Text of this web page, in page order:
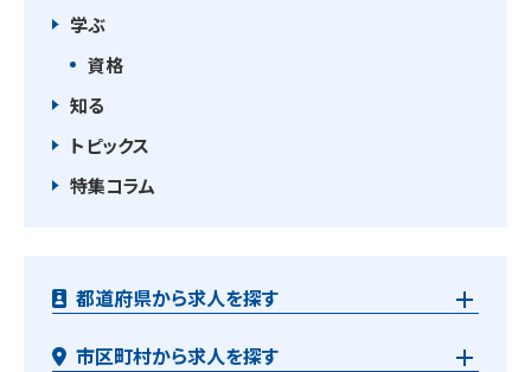
学ぶ
資格
知る
トピックス
特集コラム
都道府県から求人を探す
市区町村から求人を探す